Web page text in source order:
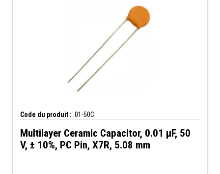
Code du produit : .01-50C
Multilayer Ceramic Capacitor, 0.01 µF, 50
V, ± 10%, PC Pin, X7R, 5.08 mm